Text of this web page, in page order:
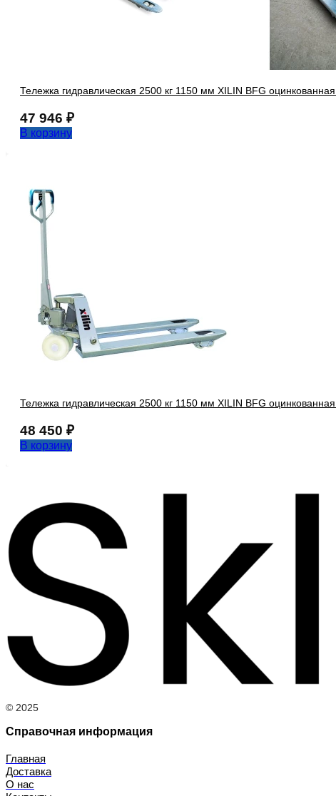
Тележка гидравлическая 2500 кг 1150 мм XILIN BFG
47 946 ₽
В корзину
Тележка гидравлическая 2500 кг 1150 мм XILIN BFG
48 450 ₽
В корзину
© 2025
Справочная информация
Главная
Доставка
О нас